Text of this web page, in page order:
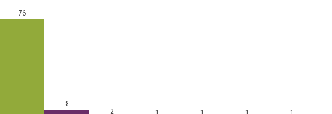
76
8
2